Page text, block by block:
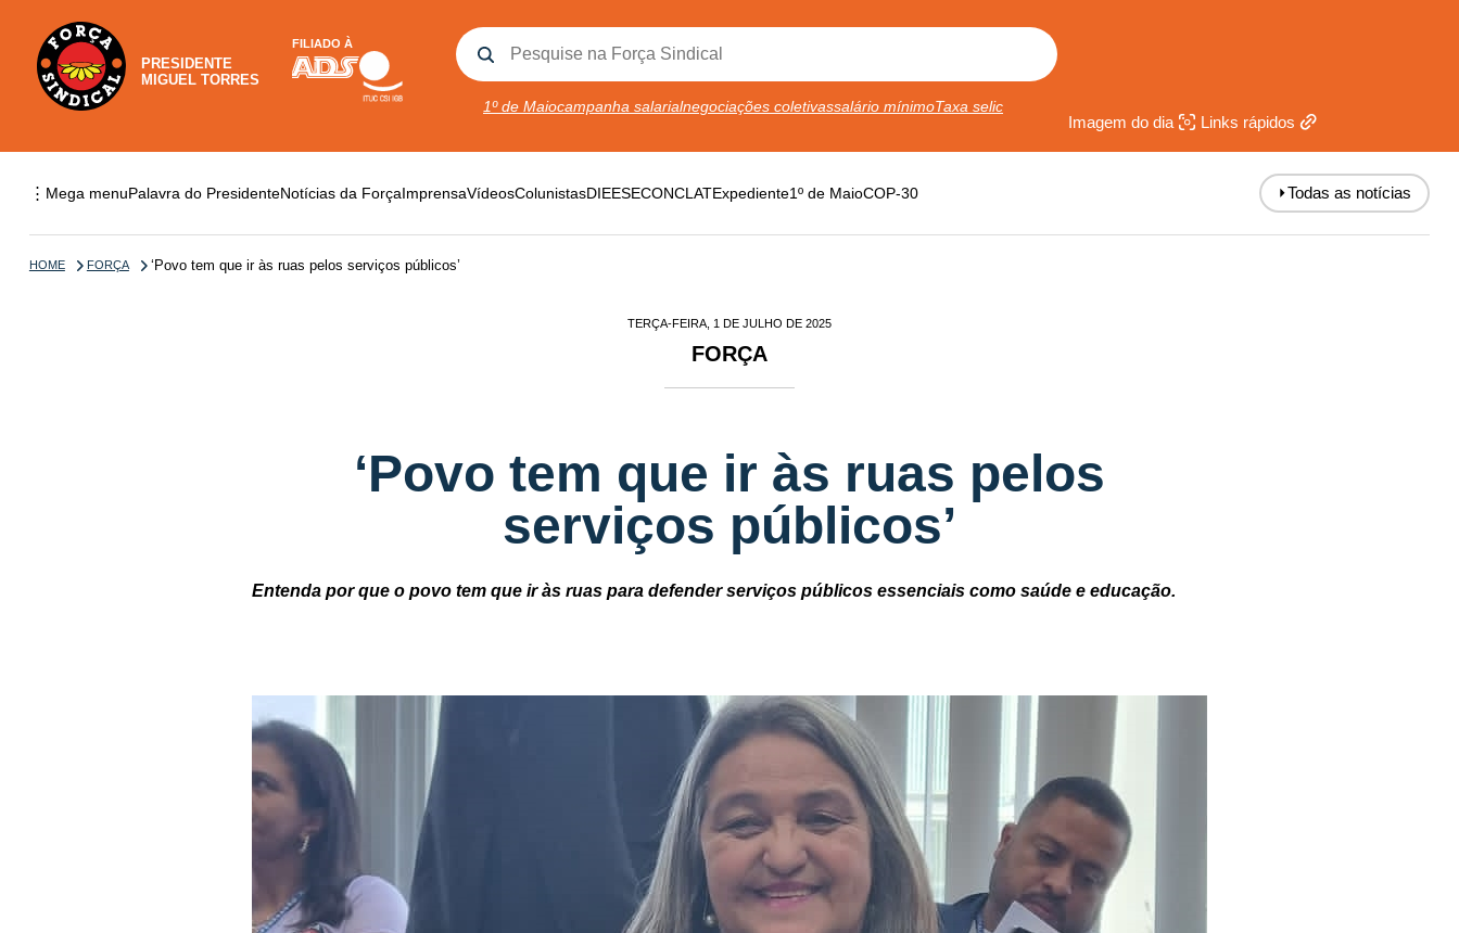
PRESIDENTE
MIGUEL TORRES
FILIADO À
1º de Maiocampanha salarialnegociações coletivassalário mínimoTaxa selic
Imagem do dia Links rápidos
⋮ Mega menuPalavra do PresidenteNotícias da ForçaImprensaVídeosColunistasDIEESECONCLATExpediente1º de MaioCOP-30 ⏵Todas as notícias
HOME FORÇA ‘Povo tem que ir às ruas pelos serviços públicos’
TERÇA-FEIRA, 1 DE JULHO DE 2025
FORÇA
‘Povo tem que ir às ruas pelos
serviços públicos’
Entenda por que o povo tem que ir às ruas para defender serviços públicos essenciais como saúde e educação.